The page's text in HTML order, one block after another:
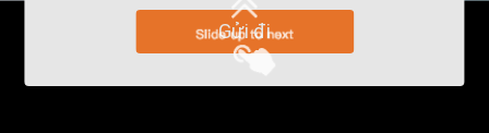
Gửi đi